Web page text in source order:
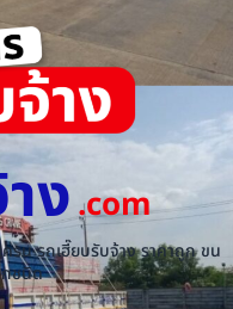
ง.com
รน รถเฮี๊ยบรับจ้าง ราคาถูก ขน
กชนิด